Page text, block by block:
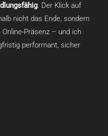
. Der Klick auf
nicht das Ende, sondern
Präsenz – und ich
performant, sicher